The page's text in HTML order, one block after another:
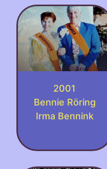
2001
Bennie Röring
Irma Bennink